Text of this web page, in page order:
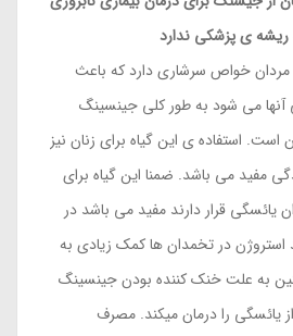
ریشه ی پزشکی ندارد
مردان خواص سرشاری دارد که باعث
آنها می شود به طور کلی جینسینگ
استفاده ی این گیاه برای زنان نیز
مفید می باشد. ضمنا این گیاه برای
یائسگی قرار دارند مفید می باشد در
استروژن در تخمدان ها کمک زیادی به
به علت خنک کننده بودن جینسینگ
یائسگی را درمان میکند. مصرف